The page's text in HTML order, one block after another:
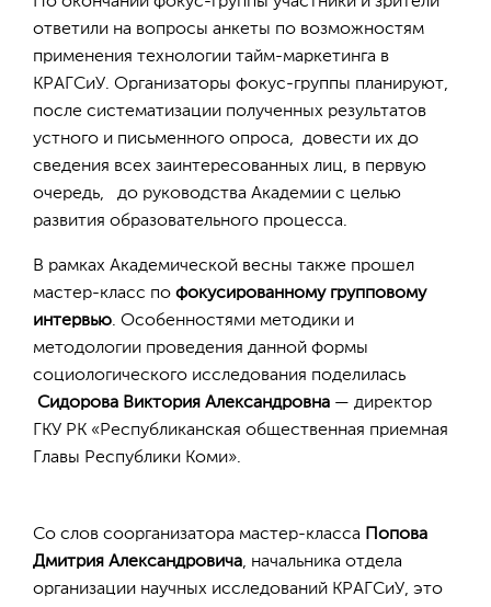
ответили на вопросы анкеты по возможностям
применения технологии тайм-маркетинга в
КРАГСиУ. Организаторы фокус-группы планируют,
после систематизации полученных результатов
устного и письменного опроса, довести их до
сведения всех заинтересованных лиц, в первую
очередь, до руководства Академии с целью
развития образовательного процесса.
В рамках Академической весны также прошел
мастер-класс по фокусированному групповому
интервью. Особенностями методики и
методологии проведения данной формы
социологического исследования поделилась
Сидорова Виктория Александровна — директор
ГКУ РК «Республиканская общественная приемная
Главы Республики Коми».
Со слов соорганизатора мастер-класса
Попова
Дмитрия Александровича, начальника отдела
организации научных исследований КРАГСиУ, это